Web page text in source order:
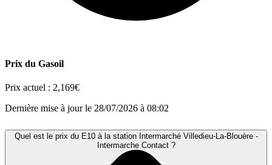
Prix du Gasoil
Prix actuel : 2,169€
Dernière mise à jour le 28/07/2026 à 08:02
Quel est le prix du E10 à la station Intermarché Villedieu-La-Blouère -
Intermarche Contact ?